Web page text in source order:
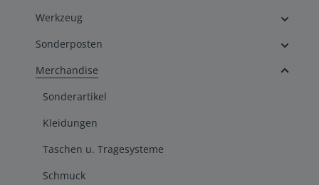
Werkzeug
Sonderposten
Merchandise
Sonderartikel
Kleidungen
Taschen u. Tragesysteme
Schmuck